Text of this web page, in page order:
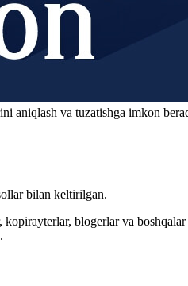
aniqlash va tuzatishga imkon
bilan keltirilgan.
blogerlar va